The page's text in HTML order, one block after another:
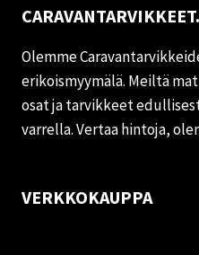
Olemme
erikoismyymälä. Meiltä
osat ja tarvikkeet
varrella. Vertaa hintoja,
VERKKOKAUPPA